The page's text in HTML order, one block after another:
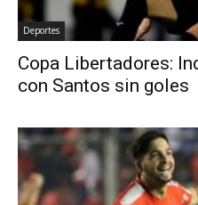
Deportes
Copa Libertadores:
con Santos sin goles